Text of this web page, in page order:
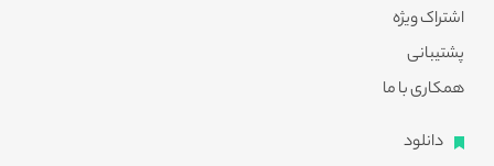
اشتراک ویژه
پشتیبانی
همکاری با ما
دانلود